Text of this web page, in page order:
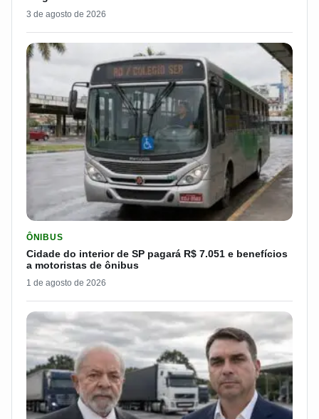
3 de agosto de 2026
ÔNIBUS
Cidade do interior de SP pagará R$ 7.051 e benefícios
a motoristas de ônibus
1 de agosto de 2026